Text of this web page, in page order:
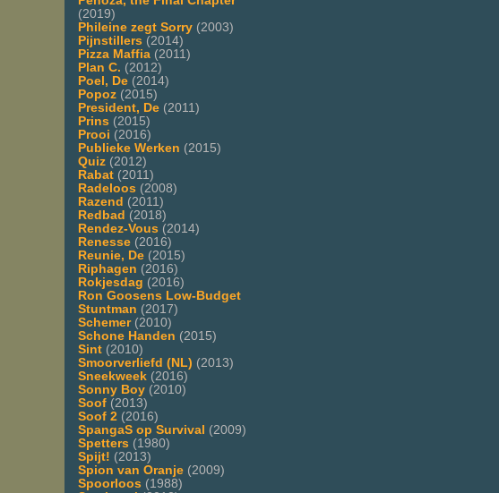
(2019)
Phileine zegt Sorry (2003)
Pijnstillers (2014)
Pizza Maffia (2011)
Plan C. (2012)
Poel, De (2014)
Popoz (2015)
President, De (2011)
Prins (2015)
Prooi (2016)
Publieke Werken (2015)
Quiz (2012)
Rabat (2011)
Radeloos (2008)
Razend (2011)
Redbad (2018)
Rendez-Vous (2014)
Renesse (2016)
Reunie, De (2015)
Riphagen (2016)
Rokjesdag (2016)
Ron Goosens Low-Budget
Stuntman (2017)
Schemer(2010)
Schone Handen (2015)
Sint (2010)
Smoorverliefd (NL) (2013)
Sneekweek (2016)
Sonny Boy (2010)
Soof (2013)
Soof 2 (2016)
SpangaS op Survival (2009)
Spetters (1980)
Spijt! (2013)
Spion van Oranje (2009)
Spoorloos (1988)